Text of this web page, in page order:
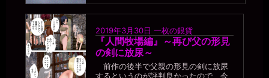
2019年3月30日 一枚の銀貨
『人間牧場編』～再び父の形見
の剣に放尿～
前作の後半で父親の形見の剣に放尿
するというのが評判良かったので、今
一枚の銀貨
2026年7月18日 - 21:50
マゾ肉便器美紀から公衆便女美紀にジョブチェンジだな。
miiki0119
2026年7月18日 - 21:51
ああ。。そんな。。